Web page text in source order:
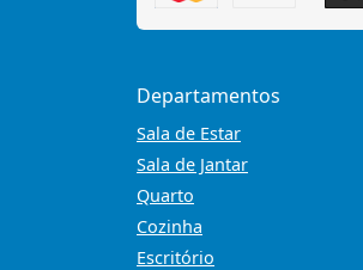
Departamentos
Sala de Estar
Sala de Jantar
Quarto
Cozinha
Escritório